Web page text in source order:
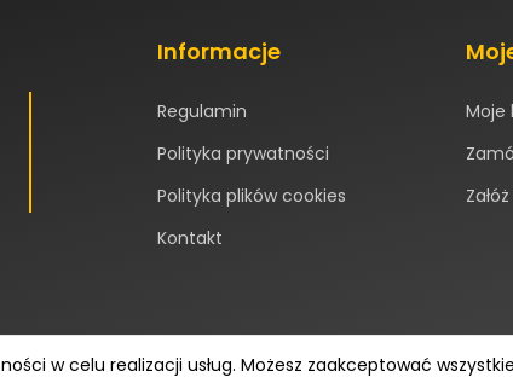
Informacje
Regulamin
Polityka prywatności
Polityka plików cookies
Kontakt
Moje
w celu realizacji usług. Możesz zaakceptować